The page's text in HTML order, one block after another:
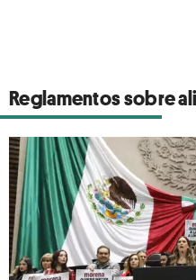
Reglamentos sobre